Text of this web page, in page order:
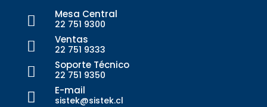
 Mesa Central
22 751 9300
 Ventas
22 751 9333
 Soporte Técnico
22 751 9350
 E-mail
sistek@sistek.cl